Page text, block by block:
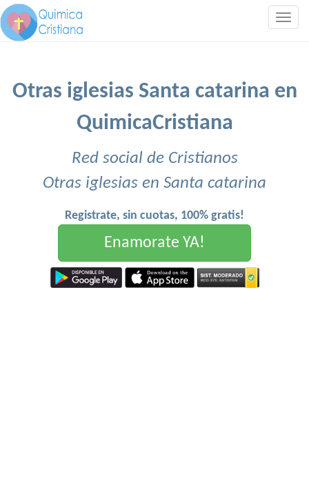
Otras iglesias Santa catarina en
QuimicaCristiana
Red social de Cristianos
Otras iglesias en Santa catarina
Registrate, sin cuotas, 100% gratis!
Enamorate YA!